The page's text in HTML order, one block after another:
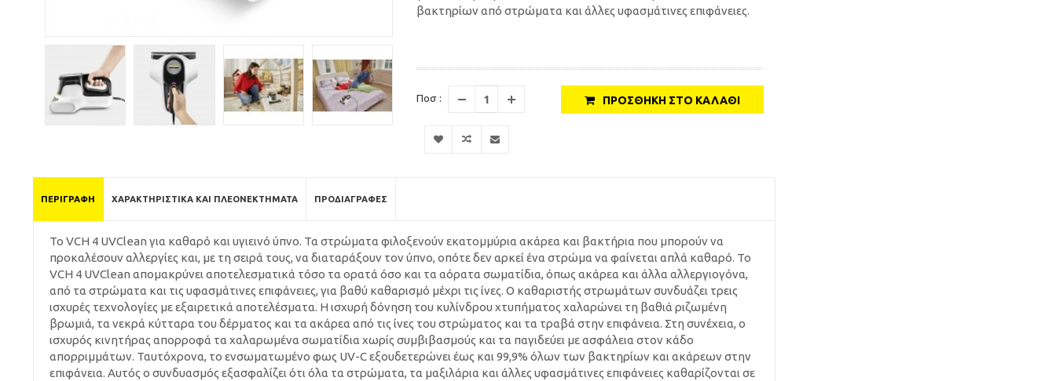
βακτηρίων από στρώματα και άλλες υφασμάτινες επιφάνειες.
Ποσ : ΠΡΟΣΘΉΚΗ ΣΤΟ ΚΑΛΆΘΙ
ΠΕΡΙΓΡΑΦΉ ΧΑΡΑΚΤΗΡΙΣΤΙΚΆ ΚΑΙ ΠΛΕΟΝΕΚΤΉΜΑΤΑ ΠΡΟΔΙΑΓΡΑΦΈΣ
Το VCH 4 UVClean για καθαρό και υγιεινό ύπνο. Τα στρώματα φιλοξενούν εκατομμύρια ακάρεα και βακτήρια που μπορούν να
προκαλέσουν αλλεργίες και, με τη σειρά τους, να διαταράξουν τον ύπνο, οπότε δεν αρκεί ένα στρώμα να φαίνεται απλά καθαρό. Το
VCH 4 UVClean απομακρύνει αποτελεσματικά τόσο τα ορατά όσο και τα αόρατα σωματίδια, όπως ακάρεα και άλλα αλλεργιογόνα,
από τα στρώματα και τις υφασμάτινες επιφάνειες, για βαθύ καθαρισμό μέχρι τις ίνες. Ο καθαριστής στρωμάτων συνδυάζει τρεις
ισχυρές τεχνολογίες με εξαιρετικά αποτελέσματα. Η ισχυρή δόνηση του κυλίνδρου χτυπήματος χαλαρώνει τη βαθιά ριζωμένη
βρωμιά, τα νεκρά κύτταρα του δέρματος και τα ακάρεα από τις ίνες του στρώματος και τα τραβά στην επιφάνεια. Στη συνέχεια, ο
ισχυρός κινητήρας απορροφά τα χαλαρωμένα σωματίδια χωρίς συμβιβασμούς και τα παγιδεύει με ασφάλεια στον κάδο
απορριμμάτων. Ταυτόχρονα, το ενσωματωμένο φως UV-C εξουδετερώνει έως και 99,9% όλων των βακτηρίων και ακάρεων στην
επιφάνεια. Αυτός ο συνδυασμός εξασφαλίζει ότι όλα τα στρώματα, τα μαξιλάρια και άλλες υφασμάτινες επιφάνειες καθαρίζονται σε